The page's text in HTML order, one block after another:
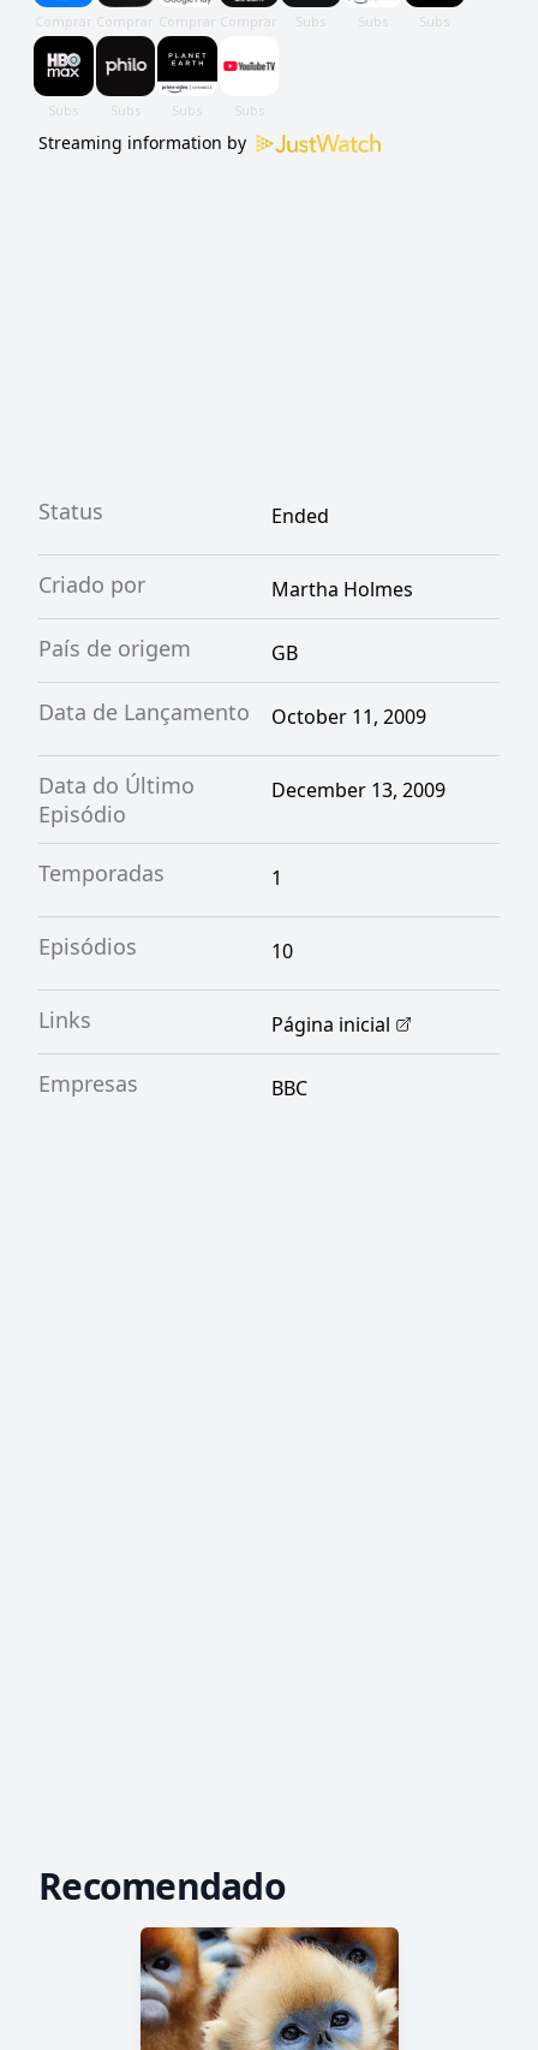
Streaming information by
Status Ended
Criado por Martha Holmes
País de origem GB
Data de Lançamento October 11, 2009
Data do Último
Episódio
December 13, 2009
Temporadas 1
Episódios 10
Links Página inicial
Empresas BBC
Recomendado